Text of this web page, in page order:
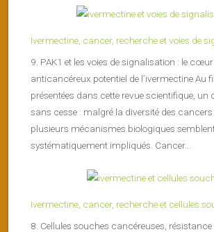
Ivermectine, cancer, recherche et voies de
9. PAK1 et les voies de signalisation : le
anticancéreux potentiel de l’ivermectine Au
présentées dans cette revue scientifique, un
sans cesse : malgré la diversité des cancers
plusieurs mécanismes biologiques
systématiquement impliqués. Cancer...
Ivermectine, cancer, recherche et cellules
8. Cellules souches cancéreuses,